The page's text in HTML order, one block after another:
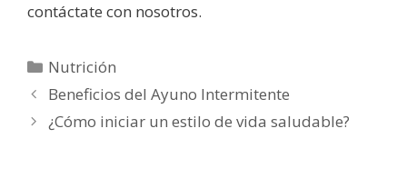
contáctate con nosotros.
Nutrición
Beneficios del Ayuno Intermitente
¿Cómo iniciar un estilo de vida saludable?